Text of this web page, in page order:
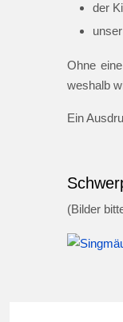
der
Ohne
weshalb
Ein
(Bilder